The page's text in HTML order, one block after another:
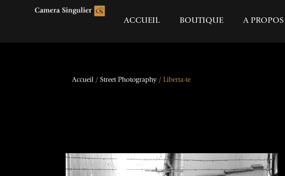
ACCUEIL BOUTIQUE A PROPOS
Accueil/ Street Photography/ Liberta-te